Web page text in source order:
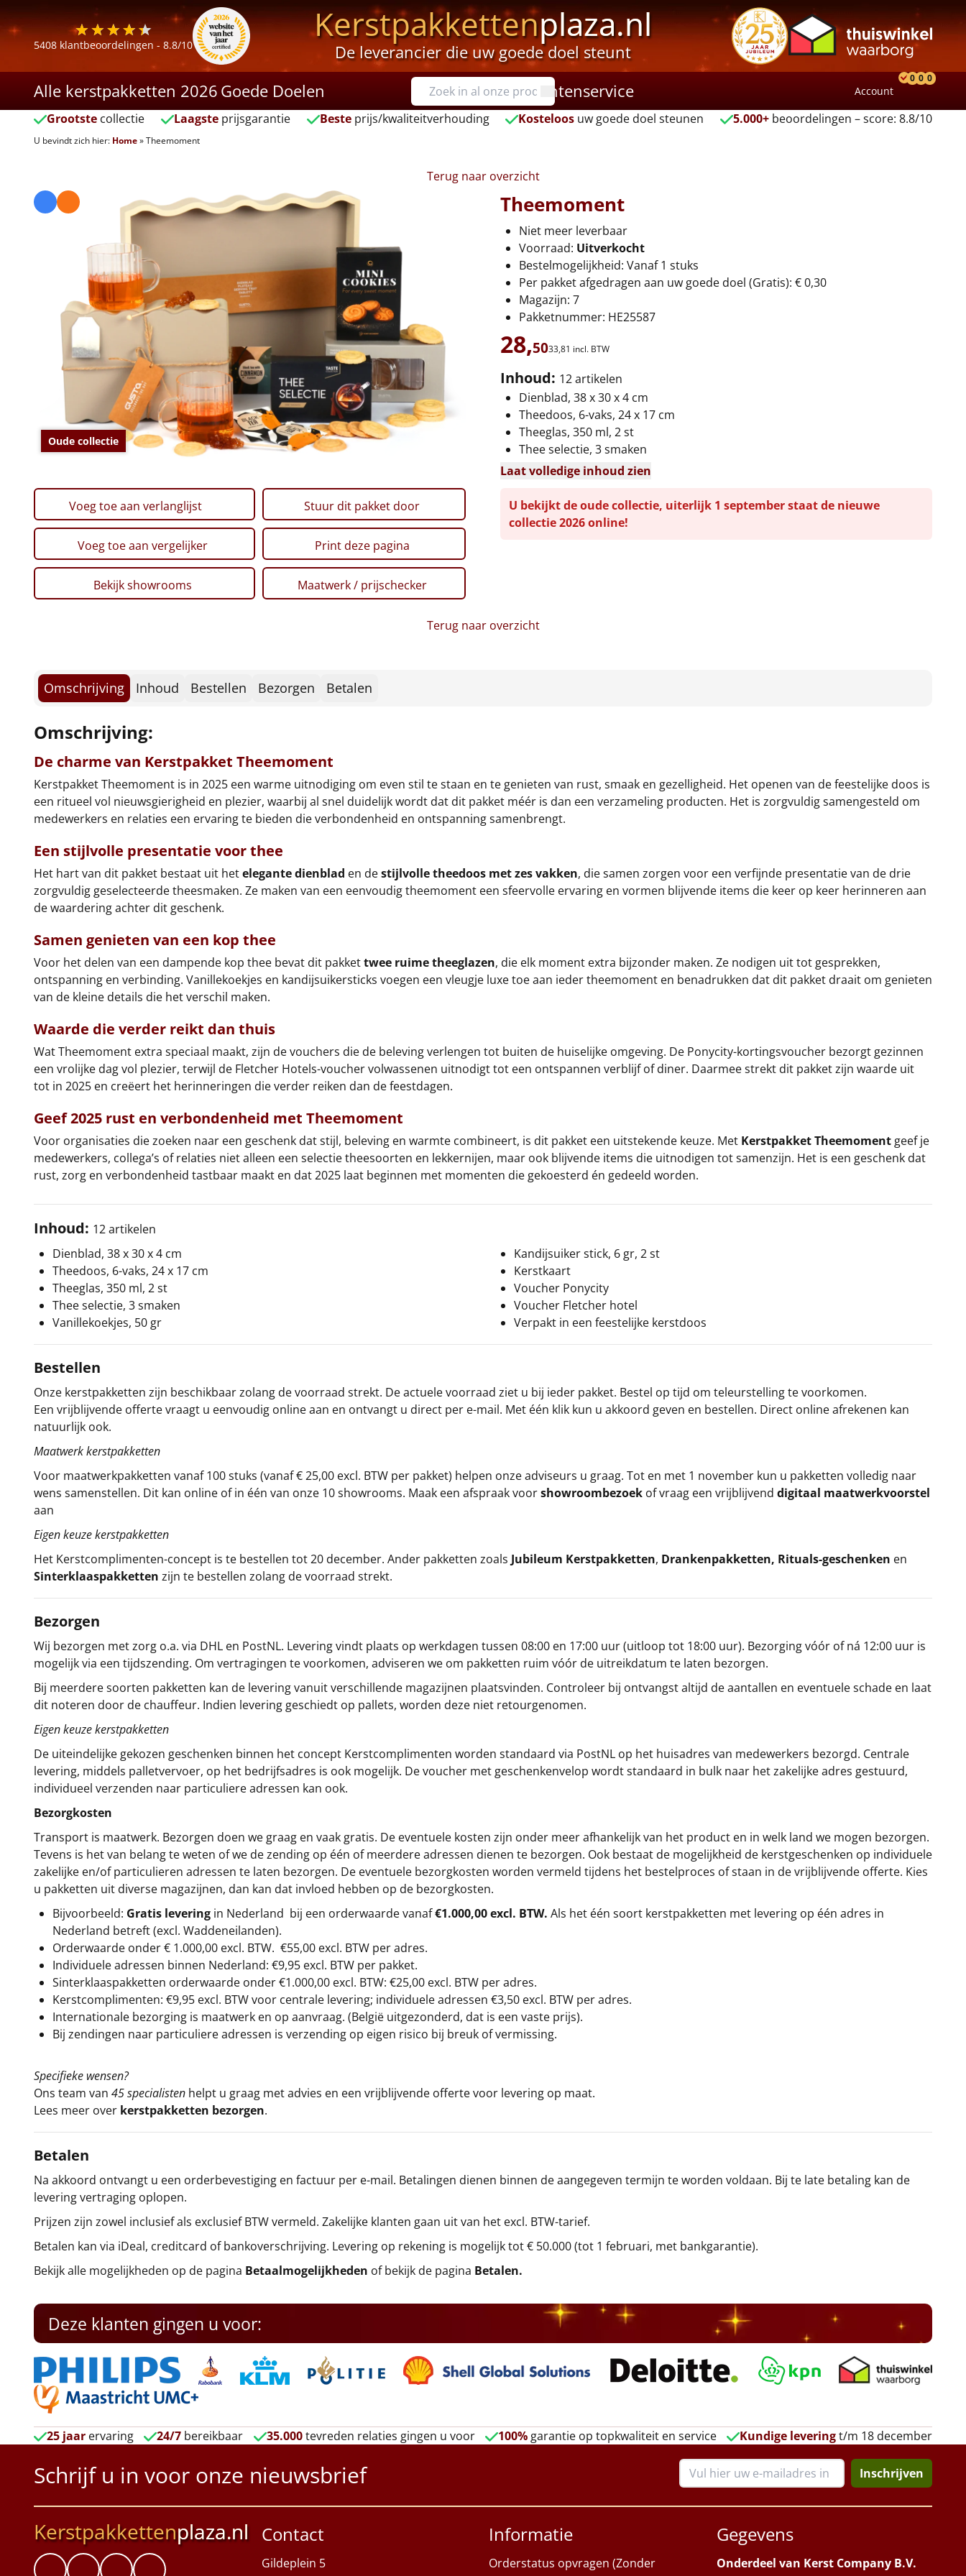
5408 klantbeoordelingen - 8.8/10 Kerstpakkettenplaza.nl
De leverancier die uw goede doel steunt
Alle kerstpakketten 2026 Goede Doelen Klantenservice Account
0 0 0
Grootste collectie Laagsteprijsgarantie Besteprijs/kwaliteitverhouding Kosteloos uw goede doel steunen 5.000+ beoordelingen – score: 8.8/10
U bevindt zich hier: Home»Theemoment
Terug naar overzicht
Oude collectie
Theemoment
Niet meer leverbaar
Voorraad: Uitverkocht
Bestelmogelijkheid: Vanaf 1 stuks
Per pakket afgedragen aan uw goede doel (Gratis): € 0,30
Magazijn: 7
Pakketnummer: HE25587
28,5033,81 incl. BTW
Inhoud: 12 artikelen
Dienblad, 38 x 30 x 4 cm
Theedoos, 6-vaks, 24 x 17 cm
Theeglas, 350 ml, 2 st
Thee selectie, 3 smaken
Laat volledige inhoud zien
Voeg toe aan verlanglijst Stuur dit pakket door
Voeg toe aan vergelijker Print deze pagina
Bekijk showrooms Maatwerk / prijschecker
U bekijkt de oude collectie, uiterlijk 1 september staat de nieuwe
collectie 2026 online!
Terug naar overzicht
Omschrijving Inhoud Bestellen Bezorgen Betalen
Omschrijving:
De charme van Kerstpakket Theemoment
Kerstpakket Theemoment is in 2025 een warme uitnodiging om even stil te staan en te genieten van rust, smaak en gezelligheid. Het openen van de feestelijke doos is
een ritueel vol nieuwsgierigheid en plezier, waarbij al snel duidelijk wordt dat dit pakket méér is dan een verzameling producten. Het is zorgvuldig samengesteld om
medewerkers en relaties een ervaring te bieden die verbondenheid en ontspanning samenbrengt.
Een stijlvolle presentatie voor thee
Het hart van dit pakket bestaat uit hetelegante dienblad en destijlvolle theedoos met zes vakken, die samen zorgen voor een verfijnde presentatie van de drie
zorgvuldig geselecteerde theesmaken. Ze maken van een eenvoudig theemoment een sfeervolle ervaring en vormen blijvende items die keer op keer herinneren aan
de waardering achter dit geschenk.
Samen genieten van een kop thee
Voor het delen van een dampende kop thee bevat dit pakkettwee ruime theeglazen, die elk moment extra bijzonder maken. Ze nodigen uit tot gesprekken,
ontspanning en verbinding. Vanillekoekjes en kandijsuikersticks voegen een vleugje luxe toe aan ieder theemoment en benadrukken dat dit pakket draait om genieten
van de kleine details die het verschil maken.
Waarde die verder reikt dan thuis
Wat Theemoment extra speciaal maakt, zijn de vouchers die de beleving verlengen tot buiten de huiselijke omgeving. De Ponycity-kortingsvoucher bezorgt gezinnen
een vrolijke dag vol plezier, terwijl de Fletcher Hotels-voucher volwassenen uitnodigt tot een ontspannen verblijf of diner. Daarmee strekt dit pakket zijn waarde uit
tot in 2025 en creëert het herinneringen die verder reiken dan de feestdagen.
Geef 2025 rust en verbondenheid met Theemoment
Voor organisaties die zoeken naar een geschenk dat stijl, beleving en warmte combineert, is dit pakket een uitstekende keuze. Met Kerstpakket Theemoment geef je
medewerkers, collega’s of relaties niet alleen een selectie theesoorten en lekkernijen, maar ook blijvende items die uitnodigen tot samenzijn. Het is een geschenk dat
rust, zorg en verbondenheid tastbaar maakt en dat 2025 laat beginnen met momenten die gekoesterd én gedeeld worden.
Inhoud: 12 artikelen
Dienblad, 38 x 30 x 4 cm
Theedoos, 6-vaks, 24 x 17 cm
Theeglas, 350 ml, 2 st
Thee selectie, 3 smaken
Vanillekoekjes, 50 gr
Kandijsuiker stick, 6 gr, 2 st
Kerstkaart
Voucher Ponycity
Voucher Fletcher hotel
Verpakt in een feestelijke kerstdoos
Bestellen
Onze kerstpakketten zijn beschikbaar zolang de voorraad strekt. De actuele voorraad ziet u bij ieder pakket. Bestel op tijd om teleurstelling te voorkomen.
Een vrijblijvende offerte vraagt u eenvoudig online aan en ontvangt u direct per e-mail. Met één klik kun u akkoord geven en bestellen. Direct online afrekenen kan
natuurlijk ook.
Maatwerk kerstpakketten
Voor maatwerkpakketten vanaf 100 stuks (vanaf € 25,00 excl. BTW per pakket) helpen onze adviseurs u graag. Tot en met 1 november kun u pakketten volledig naar
wens samenstellen. Dit kan online of in één van onze 10 showrooms. Maak een afspraak voorshowroombezoek of vraag een vrijblijvend digitaal maatwerkvoorstel
aan
Eigen keuze kerstpakketten
Het Kerstcomplimenten-concept is te bestellen tot 20 december. Ander pakketten zoals Jubileum Kerstpakketten, Drankenpakketten, Rituals-geschenken en
Sinterklaaspakketten zijn te bestellen zolang de voorraad strekt.
Bezorgen
Wij bezorgen met zorg o.a. via DHL en PostNL. Levering vindt plaats op werkdagen tussen 08:00 en 17:00 uur (uitloop tot 18:00 uur). Bezorging vóór of ná 12:00 uur is
mogelijk via een tijdszending. Om vertragingen te voorkomen, adviseren we om pakketten ruim vóór de uitreikdatum te laten bezorgen.
Bij meerdere soorten pakketten kan de levering vanuit verschillende magazijnen plaatsvinden. Controleer bij ontvangst altijd de aantallen en eventuele schade en laat
dit noteren door de chauffeur. Indien levering geschiedt op pallets, worden deze niet retourgenomen.
Eigen keuze kerstpakketten
De uiteindelijke gekozen geschenken binnen het concept Kerstcomplimenten worden standaard via PostNL op het huisadres van medewerkers bezorgd. Centrale
levering, middels palletvervoer, op het bedrijfsadres is ook mogelijk. De voucher met geschenkenvelop wordt standaard in bulk naar het zakelijke adres gestuurd,
individueel verzenden naar particuliere adressen kan ook.
Bezorgkosten
Transport is maatwerk. Bezorgen doen we graag en vaak gratis. De eventuele kosten zijn onder meer afhankelijk van het product en in welk land we mogen bezorgen.
Tevens is het van belang te weten of we de zending op één of meerdere adressen dienen te bezorgen. Ook bestaat de mogelijkheid de kerstgeschenken op individuele
zakelijke en/of particulieren adressen te laten bezorgen. De eventuele bezorgkosten worden vermeld tijdens het bestelproces of staan in de vrijblijvende offerte. Kies
u pakketten uit diverse magazijnen, dan kan dat invloed hebben op de bezorgkosten.
Bijvoorbeeld: Gratis levering in Nederland bij een orderwaarde vanaf€1.000,00 excl. BTW. Als het één soort kerstpakketten met levering op één adres in
Nederland betreft (excl. Waddeneilanden).
Orderwaarde onder € 1.000,00 excl. BTW. €55,00 excl. BTW per adres.
Individuele adressen binnen Nederland: €9,95 excl. BTW per pakket.
Sinterklaaspakketten orderwaarde onder €1.000,00 excl. BTW: €25,00 excl. BTW per adres.
Kerstcomplimenten: €9,95 excl. BTW voor centrale levering; individuele adressen €3,50 excl. BTW per adres.
Internationale bezorging is maatwerk en op aanvraag. (België uitgezonderd, dat is een vaste prijs).
Bij zendingen naar particuliere adressen is verzending op eigen risico bij breuk of vermissing.
Specifieke wensen?
Ons team van 45 specialisten helpt u graag met advies en een vrijblijvende offerte voor levering op maat.
Lees meer over kerstpakketten bezorgen.
Betalen
Na akkoord ontvangt u een orderbevestiging en factuur per e-mail. Betalingen dienen binnen de aangegeven termijn te worden voldaan. Bij te late betaling kan de
levering vertraging oplopen.
Prijzen zijn zowel inclusief als exclusief BTW vermeld. Zakelijke klanten gaan uit van het excl. BTW-tarief.
Betalen kan via iDeal, creditcard of bankoverschrijving. Levering op rekening is mogelijk tot € 50.000 (tot 1 februari, met bankgarantie).
Bekijk alle mogelijkheden op de pagina Betaalmogelijkheden of bekijk de pagina Betalen.
Deze klanten gingen u voor:
25 jaar ervaring 24/7 bereikbaar 35.000tevreden relaties gingen u voor 100%garantie op topkwaliteit en service Kundige leveringt/m 18 december
Schrijf u in voor onze nieuwsbrief Inschrijven
Kerstpakkettenplaza.nl Contact
Gildeplein 5
Informatie
Orderstatus opvragen (Zonder
Gegevens
Onderdeel van Kerst Company B.V.